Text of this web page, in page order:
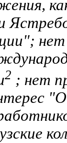
2 ; нет